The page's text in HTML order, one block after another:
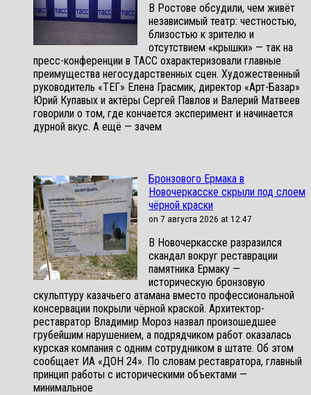
В Ростове обсудили, чем живёт
независимый театр: честностью,
близостью к зрителю и
отсутствием «крышки» — так на
пресс-конференции в ТАСС охарактеризовали главные
преимущества негосударственных сцен. Художественный
руководитель «ТЕГ» Елена Грасмик, директор «Арт-Базар»
Юрий Купавых и актёры Сергей Павлов и Валерий Матвеев
говорили о том, где кончается эксперимент и начинается
дурной вкус. А ещё — зачем
Бронзового Ермака в
Новочеркасске скрыли под слоем
чёрной краски
on 7 августа 2026 at 12:47
В Новочеркасске разразился
скандал вокруг реставрации
памятника Ермаку —
историческую бронзовую
скульптуру казачьего атамана вместо профессиональной
консервации покрыли чёрной краской. Архитектор-
реставратор Владимир Мороз назвал произошедшее
грубейшим нарушением, а подрядчиком работ оказалась
курская компания с одним сотрудником в штате. Об этом
сообщает ИА «ДОН 24». По словам реставратора, главный
принцип работы с историческими объектами —
минимальное